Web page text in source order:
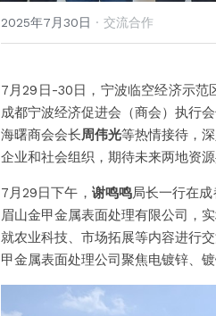
2025年7月30日 · 交流合作
7月29日-30日，宁波临空经济示范
成都宁波经济促进会（商会）执行
海曙商会会长周伟光等热情接待，
企业和社会组织，期待未来两地资源
7月29日下午， 谢鸣鸣局长一行在
眉山金甲金属表面处理有限公司，
就农业科技、市场拓展等内容进行
甲金属表面处理公司聚焦电镀锌、